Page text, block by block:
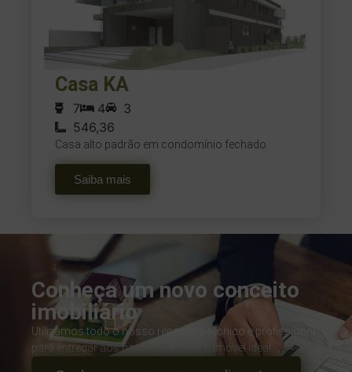
Casa KA
7 4
3
546,36
Casa alto padrão em condomínio fechado
Saiba mais
Conheça um novo conceito
imobiliário
Utilizamos todo o nosso repertório técnico e profissional
para entregar aos nossos clientes o imóvel ideal.